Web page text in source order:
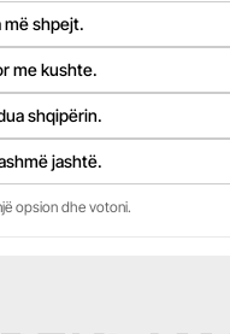
më shpejt.
me kushte.
shqipërin.
jashtë.
opsion dhe votoni.